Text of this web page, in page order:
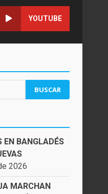
YOUTUBE
EN BANGLADÉS
2026
MARCHAN